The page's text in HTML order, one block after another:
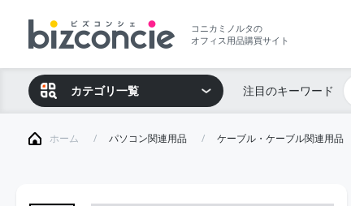
コニカミノルタの
オフィス用品購買サイト
カテゴリ一覧 注目のキーワード
ホーム パソコン関連用品 ケーブル・ケーブル関連用品